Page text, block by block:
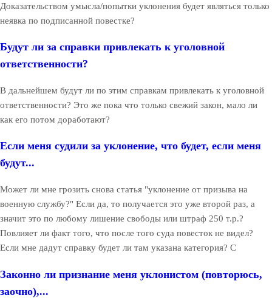
Доказательством умысла/попытки уклонения будет являться только
неявка по подписанной повестке?
Будут ли за справки привлекать к уголовной
ответственности?
В дальнейшем будут ли по этим справкам привлекать к уголовной
ответственности? Это же пока что только свежий закон, мало ли
как его потом доработают?
Если меня судили за уклонение, что будет, если меня
будут...
Может ли мне грозить снова статья "уклонение от призыва на
военную службу?" Если да, то получается это уже второй раз, а
значит это по любому лишение свободы или штраф 250 т.р.?
Повлияет ли факт того, что после того суда повесток не видел?
Если мне дадут справку будет ли там указана категория? С
Законно ли признание меня уклонистом (повторюсь,
заочно),...